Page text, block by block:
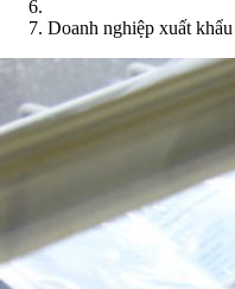
Doanh nghiệp xuất